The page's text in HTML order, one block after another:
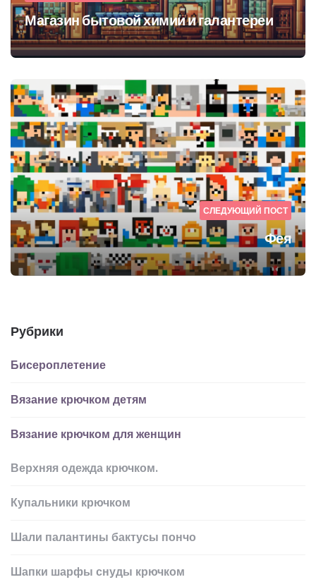
Магазин бытовой химии и галантереи
СЛЕДУЮЩИЙ ПОСТ
Фея
Рубрики
Бисероплетение
Вязание крючком детям
Вязание крючком для женщин
Верхняя одежда крючком.
Купальники крючком
Шали палантины бактусы пончо
Шапки шарфы снуды крючком